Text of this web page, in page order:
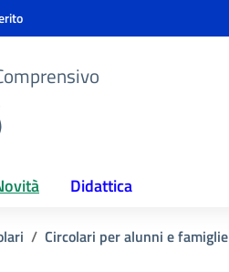
Didattica
Circolari per alunni e famiglie